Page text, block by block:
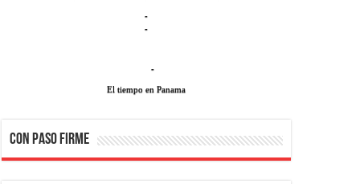
-
-
-
El tiempo en Panama
CON PASO FIRME